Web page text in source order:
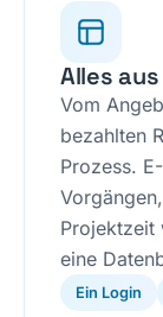
Alles
Vom
bezahlten
Prozess.
Projektzeit
eine
Ein Login